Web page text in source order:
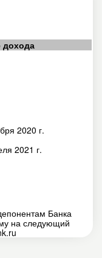
2020 г.
2021 г.
Банка
на следующий